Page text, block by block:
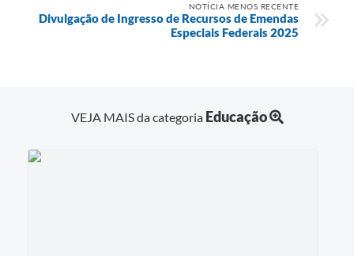
NOTÍCIA MENOS RECENTE
Divulgação de Ingresso de Recursos de Emendas
Especiais Federais 2025
VEJA MAIS da categoria Educação